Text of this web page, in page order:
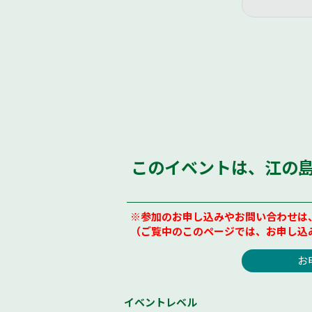
このイベントは、江の
※参加のお申し込みやお問い合わせは
（ご覧中のこのページでは、お申し
お
イベントレベル